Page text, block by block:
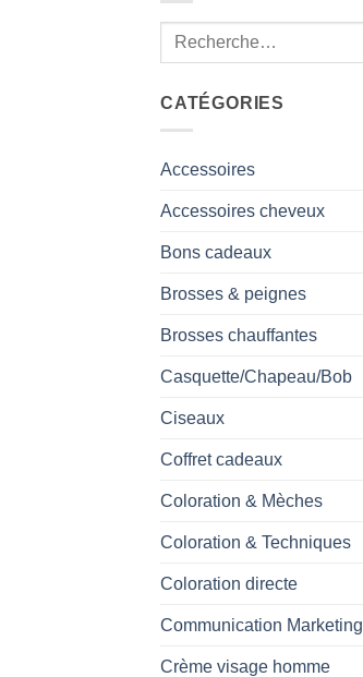
Recherche
CATÉGORIES
Accessoires
Accessoires cheveux
Bons cadeaux
Brosses & peignes
Brosses chauffantes
Casquette/Chapeau/Bob
Ciseaux
Coffret cadeaux
Coloration & Mèches
Coloration & Techniques
Coloration directe
Communication Marketing
Crème visage homme